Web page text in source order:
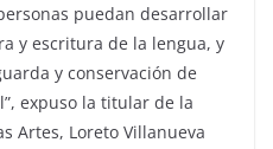
puedan desarrollar
y escritura de la lengua, y
y conservación de
expuso la titular de la
Artes, Loreto Villanueva